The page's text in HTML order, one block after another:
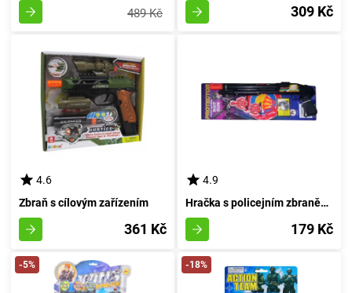
489 Kč 309 Kč
4.6
Zbraň s cílovým zařízením
361 Kč
4.9
Hračka s policejním zbraněm pro šipky
179 Kč
-5% -18%